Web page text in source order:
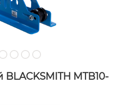
MTB10-